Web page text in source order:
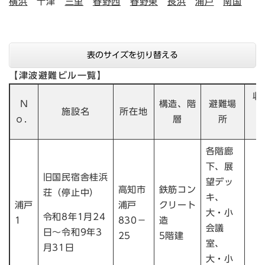
表のサイズを切り替える
【津波避難ビル一覧】
Ｎ
ｏ．
施設名 所在地
構造、階
層
避難場
所
収
浦戸
1
旧国民宿舎桂浜
荘（停止中）
令和8年1月24
日～令和9年3
月31日
高知市
浦戸
830－
25
鉄筋コン
クリート
造
5階建
各階廊
下、展
望デッ
キ、
大・小
会議
室、
大・小